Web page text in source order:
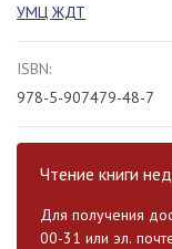
УМЦ ЖДТ
ISBN:
978-5-907479-48-7
Чтение книги
Для получения
00-31 или эл.